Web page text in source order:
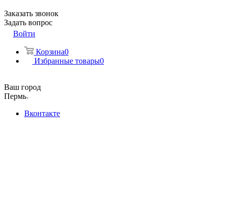
Заказать звонок
Задать вопрос
Войти
Корзина0
Избранные товары0
Ваш город
Пермь
Вконтакте